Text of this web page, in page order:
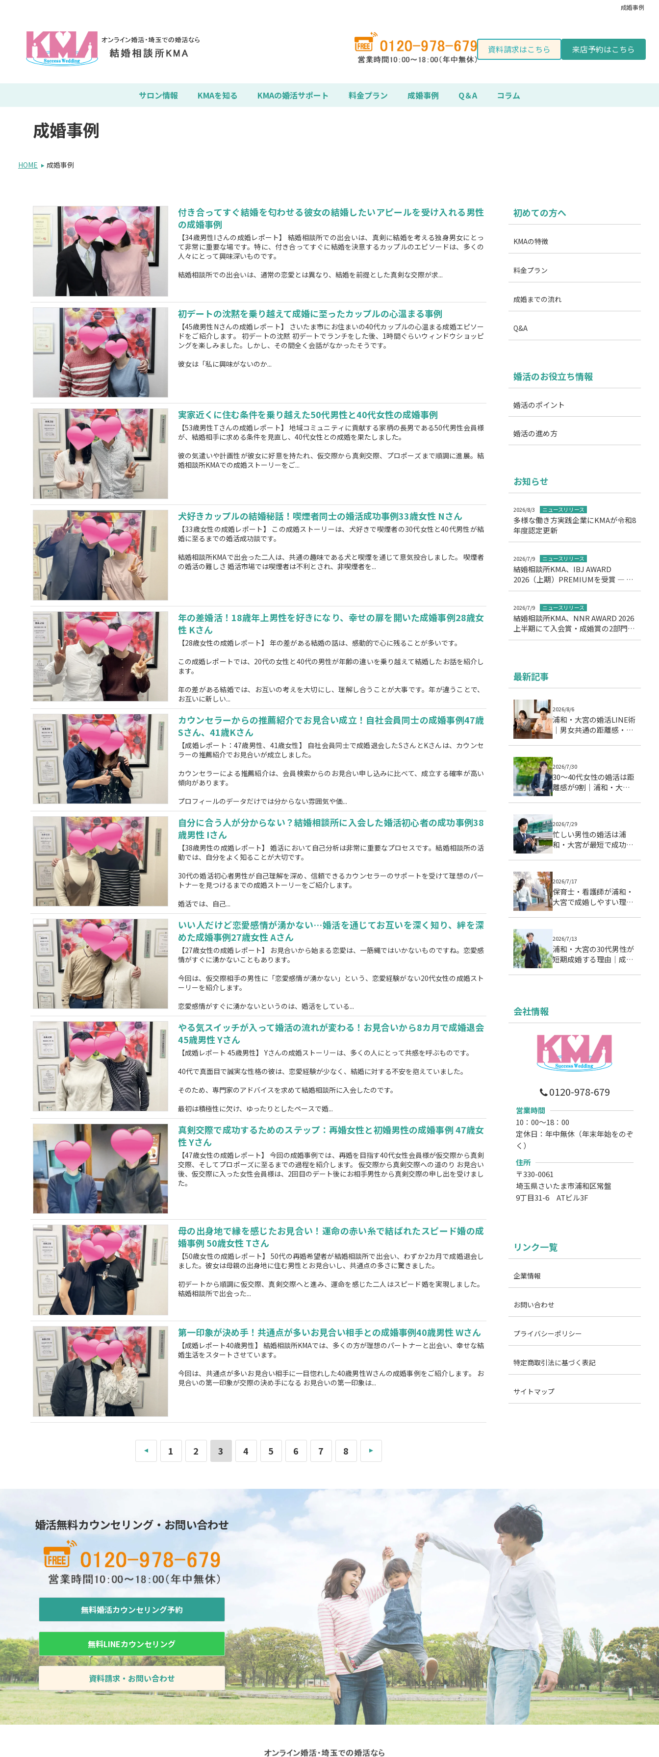
成婚事例
資料請求はこちら 来店予約はこちら
サロン情報 KMAを知る KMAの婚活サポート 料金プラン 成婚事例 Q＆A コラム
成婚事例
HOME 成婚事例
付き合ってすぐ結婚を匂わせる彼女の結婚したいアピールを受け入れる男性
の成婚事例
【34歳男性Iさんの成婚レポート】 結婚相談所での出会いは、真剣に結婚を考える独身男女にとっ
て非常に重要な場です。特に、付き合ってすぐに結婚を決意するカップルのエピソードは、多くの
人々にとって興味深いものです。
結婚相談所での出会いは、通常の恋愛とは異なり、結婚を前提とした真剣な交際が求...
初デートの沈黙を乗り越えて成婚に至ったカップルの心温まる事例
【45歳男性Nさんの成婚レポート】 さいたま市にお住まいの40代カップルの心温まる成婚エピソー
ドをご紹介します。 初デートの沈黙 初デートでランチをした後、1時間ぐらいウィンドウショッピ
ングを楽しみました。しかし、その間全く会話がなかったそうです。
彼女は「私に興味がないのか...
実家近くに住む条件を乗り越えた50代男性と40代女性の成婚事例
【53歳男性Tさんの成婚レポート】 地域コミュニティに貢献する家柄の長男である50代男性会員様
が、結婚相手に求める条件を見直し、40代女性との成婚を果たしました。
彼の気遣いや計画性が彼女に好意を持たれ、仮交際から真剣交際、プロポーズまで順調に進展。結
婚相談所KMAでの成婚ストーリーをご...
犬好きカップルの結婚秘話！喫煙者同士の婚活成功事例33歳女性 Nさん
【33歳女性の成婚レポート】 この成婚ストーリーは、犬好きで喫煙者の30代女性と40代男性が結
婚に至るまでの婚活成功談です。
結婚相談所KMAで出会った二人は、共通の趣味である犬と喫煙を通じて意気投合しました。 喫煙者
の婚活の難しさ 婚活市場では喫煙者は不利とされ、非喫煙者を...
年の差婚活！18歳年上男性を好きになり、幸せの扉を開いた成婚事例28歳女
性 Kさん
【28歳女性の成婚レポート】 年の差がある結婚の話は、感動的で心に残ることが多いです。
この成婚レポートでは、20代の女性と40代の男性が年齢の違いを乗り越えて結婚したお話を紹介し
ます。
年の差がある結婚では、お互いの考えを大切にし、理解し合うことが大事です。年が違うことで、
お互いに新しい...
カウンセラーからの推薦紹介でお見合い成立！自社会員同士の成婚事例47歳
Sさん、41歳Kさん
【成婚レポート：47歳男性、41歳女性】 自社会員同士で成婚退会したSさんとKさんは、カウンセ
ラーの推薦紹介でお見合いが成立しました。
カウンセラーによる推薦紹介は、会員検索からのお見合い申し込みに比べて、成立する確率が高い
傾向があります。
プロフィールのデータだけでは分からない雰囲気や価...
自分に合う人が分からない？結婚相談所に入会した婚活初心者の成功事例38
歳男性 Iさん
【38歳男性の成婚レポート】 婚活において自己分析は非常に重要なプロセスです。結婚相談所の活
動では、自分をよく知ることが大切です。
30代の婚活初心者男性が自己理解を深め、信頼できるカウンセラーのサポートを受けて理想のパー
トナーを見つけるまでの成婚ストーリーをご紹介します。
婚活では、自己...
いい人だけど恋愛感情が湧かない…婚活を通じてお互いを深く知り、絆を深
めた成婚事例27歳女性 Aさん
【27歳女性の成婚レポート】 お見合いから始まる恋愛は、一筋縄ではいかないものですね。恋愛感
情がすぐに湧かないこともあります。
今回は、仮交際相手の男性に「恋愛感情が湧かない」という、恋愛経験がない20代女性の成婚スト
ーリーを紹介します。
恋愛感情がすぐに湧かないというのは、婚活をしている...
やる気スイッチが入って婚活の流れが変わる！お見合いから8カ月で成婚退会
45歳男性 Yさん
【成婚レポート 45歳男性】 Yさんの成婚ストーリーは、多くの人にとって共感を呼ぶものです。
40代で真面目で誠実な性格の彼は、恋愛経験が少なく、結婚に対する不安を抱えていました。
そのため、専門家のアドバイスを求めて結婚相談所に入会したのです。
最初は積極性に欠け、ゆったりとしたペースで婚...
真剣交際で成功するためのステップ：再婚女性と初婚男性の成婚事例 47歳女
性 Yさん
【47歳女性の成婚レポート】 今回の成婚事例では、再婚を目指す40代女性会員様が仮交際から真剣
交際、そしてプロポーズに至るまでの過程を紹介します。 仮交際から真剣交際への道のり お見合い
後、仮交際に入った女性会員様は、2回目のデート後にお相手男性から真剣交際の申し出を受けまし
た。
母の出身地で縁を感じたお見合い！運命の赤い糸で結ばれたスピード婚の成
婚事例 50歳女性 Tさん
【50歳女性の成婚レポート】 50代の再婚希望者が結婚相談所で出会い、わずか2カ月で成婚退会し
ました。彼女は母親の出身地に住む男性とお見合いし、共通点の多さに驚きました。
初デートから順調に仮交際、真剣交際へと進み、運命を感じた二人はスピード婚を実現しました。
結婚相談所で出会った...
第一印象が決め手！共通点が多いお見合い相手との成婚事例40歳男性 Wさん
【成婚レポート40歳男性】 結婚相談所KMAでは、多くの方が理想のパートナーと出会い、幸せな結
婚生活をスタートさせています。
今回は、共通点が多いお見合い相手に一目惚れした40歳男性Wさんの成婚事例をご紹介します。 お
見合いの第一印象が交際の決め手になる お見合いの第一印象は...
« 1 2 3 4 5 6 7 8 »
初めての方へ
KMAの特徴
料金プラン
成婚までの流れ
Q&A
婚活のお役立ち情報
婚活のポイント
婚活の進め方
お知らせ
2026/8/3 ニュースリリース
多様な働き方実践企業にKMAが令和8
年度認定更新
2026/7/9 ニュースリリース
結婚相談所KMA、IBJ AWARD
2026（上期）PREMIUMを受賞 ― 11
期連続の高評価を達成
2026/7/9 ニュースリリース
結婚相談所KMA、NNR AWARD 2026
上半期にて入会賞・成婚賞の2部門受
賞について
最新記事
2026/8/6
浦和・大宮の婚活LINE術
｜男女共通の距離感・頻
2026/7/30
30〜40代女性の婚活は距
離感が9割｜浦和・大宮
2026/7/29
忙しい男性の婚活は浦
和・大宮が最短で成功す
2026/7/17
保育士・看護師が浦和・
大宮で成婚しやすい理由
2026/7/13
浦和・大宮の30代男性が
短期成婚する理由｜成婚
会社情報
0120-978-679
営業時間
10：00～18：00
定休日：年中無休（年末年始をのぞ
く）
住所
〒330-0061
埼玉県さいたま市浦和区常盤
9丁目31-6 ATビル3F
リンク一覧
企業情報
お問い合わせ
プライバシーポリシー
特定商取引法に基づく表記
サイトマップ
婚活無料カウンセリング・お問い合わせ
無料婚活カウンセリング予約
無料LINEカウンセリング
資料請求・お問い合わせ